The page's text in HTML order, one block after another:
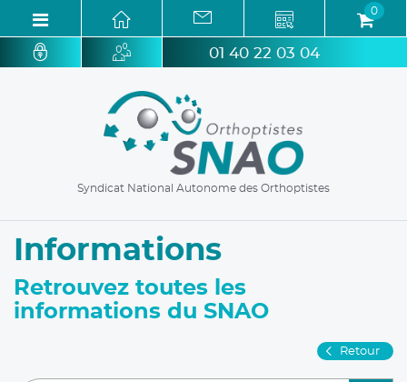
Syndicat National Autonome des Orthoptistes
0
01 40 22 03 04
Informations
Retrouvez toutes les
informations du SNAO
Retour